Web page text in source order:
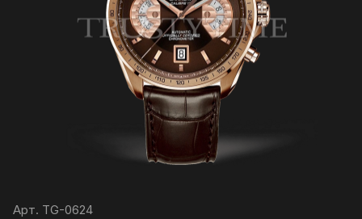
Арт. TG-0624